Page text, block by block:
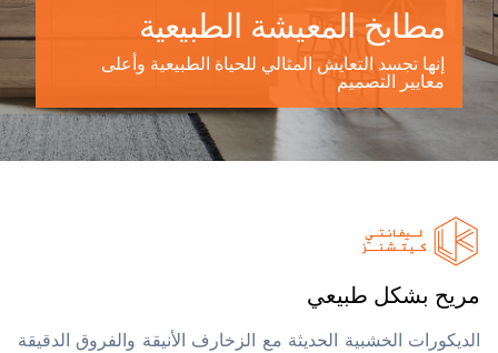
مطابخ المعيشة الطبيعية
إنها تجسد التعايش المثالي للحياة الطبيعية وأعلى
معايير التصميم
مريح بشكل طبيعي
الديكورات الخشبية الحديثة مع الزخارف الأنيقة والفروق الدقيقة